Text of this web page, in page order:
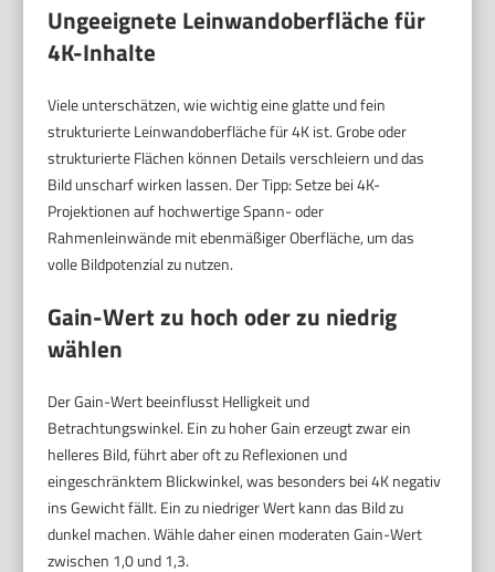
Ungeeignete Leinwandoberfläche für
4K-Inhalte
Viele unterschätzen, wie wichtig eine glatte und fein
strukturierte Leinwandoberfläche für 4K ist. Grobe oder
strukturierte Flächen können Details verschleiern und das
Bild unscharf wirken lassen. Der Tipp: Setze bei 4K-
Projektionen auf hochwertige Spann- oder
Rahmenleinwände mit ebenmäßiger Oberfläche, um das
volle Bildpotenzial zu nutzen.
Gain-Wert zu hoch oder zu niedrig
wählen
Der Gain-Wert beeinflusst Helligkeit und
Betrachtungswinkel. Ein zu hoher Gain erzeugt zwar ein
helleres Bild, führt aber oft zu Reflexionen und
eingeschränktem Blickwinkel, was besonders bei 4K negativ
ins Gewicht fällt. Ein zu niedriger Wert kann das Bild zu
dunkel machen. Wähle daher einen moderaten Gain-Wert
zwischen 1,0 und 1,3.